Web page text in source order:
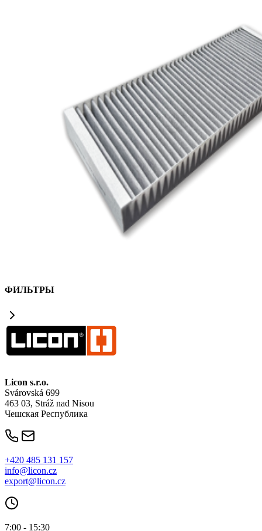
ФИЛЬТРЫ
Licon s.r.o.
Svárovská 699
463 03, Stráž nad Nisou
Чешская Республика
+420 485 131 157
info@licon.cz
export@licon.cz
7:00 - 15:30